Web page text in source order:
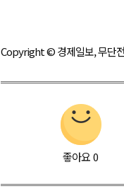
Copyright © 경제일보, 무단
좋아요 0